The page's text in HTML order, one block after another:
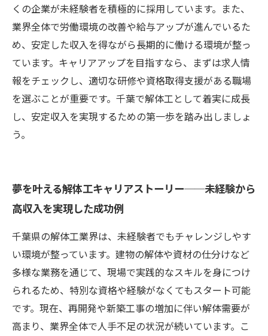
くの企業が未経験者を積極的に採用しています。また、
業界全体で労働環境の改善や給与アップが進んでいるた
め、安定した収入を得ながら長期的に働ける環境が整っ
ています。キャリアアップを目指すなら、まずは求人情
報をチェックし、適切な研修や資格取得支援がある職場
を選ぶことが重要です。千葉で解体工として着実に成長
し、安定収入を実現するための第一歩を踏み出しましょ
う。
夢を叶える解体工キャリアストーリー──未経験から
高収入を実現した成功例
千葉県の解体工業界は、未経験者でもチャレンジしやす
い環境が整っています。建物の解体や資材の仕分けなど
多様な業務を通じて、現場で実践的なスキルを身につけ
られるため、特別な資格や経験がなくてもスタート可能
です。現在、再開発や新築工事の増加に伴い解体需要が
高まり、業界全体で人手不足の状況が続いています。こ